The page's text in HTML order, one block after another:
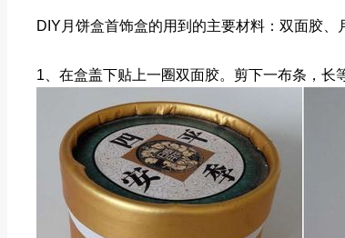
DIY月饼盒首饰盒的用到的主要材料：双面胶、
1、在盒盖下贴上一圈双面胶。剪下一布条，长